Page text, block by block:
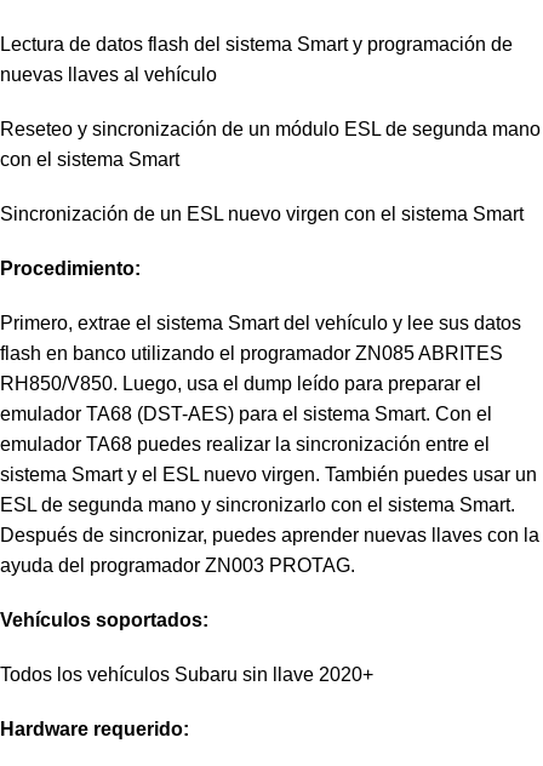
Lectura de datos flash del sistema Smart y programación de
nuevas llaves al vehículo
Reseteo y sincronización de un módulo ESL de segunda mano
con el sistema Smart
Sincronización de un ESL nuevo virgen con el sistema Smart
Procedimiento:
Primero, extrae el sistema Smart del vehículo y lee sus datos
flash en banco utilizando el programador ZN085 ABRITES
RH850/V850. Luego, usa el dump leído para preparar el
emulador TA68 (DST-AES) para el sistema Smart. Con el
emulador TA68 puedes realizar la sincronización entre el
sistema Smart y el ESL nuevo virgen. También puedes usar un
ESL de segunda mano y sincronizarlo con el sistema Smart.
Después de sincronizar, puedes aprender nuevas llaves con la
ayuda del programador ZN003 PROTAG.
Vehículos soportados:
Todos los vehículos Subaru sin llave 2020+
Hardware requerido: